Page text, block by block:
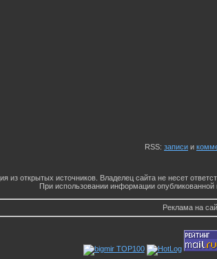
RSS: записи и
из открытых источников. Владелец сайта не несет
При использовании информации
Реклама на